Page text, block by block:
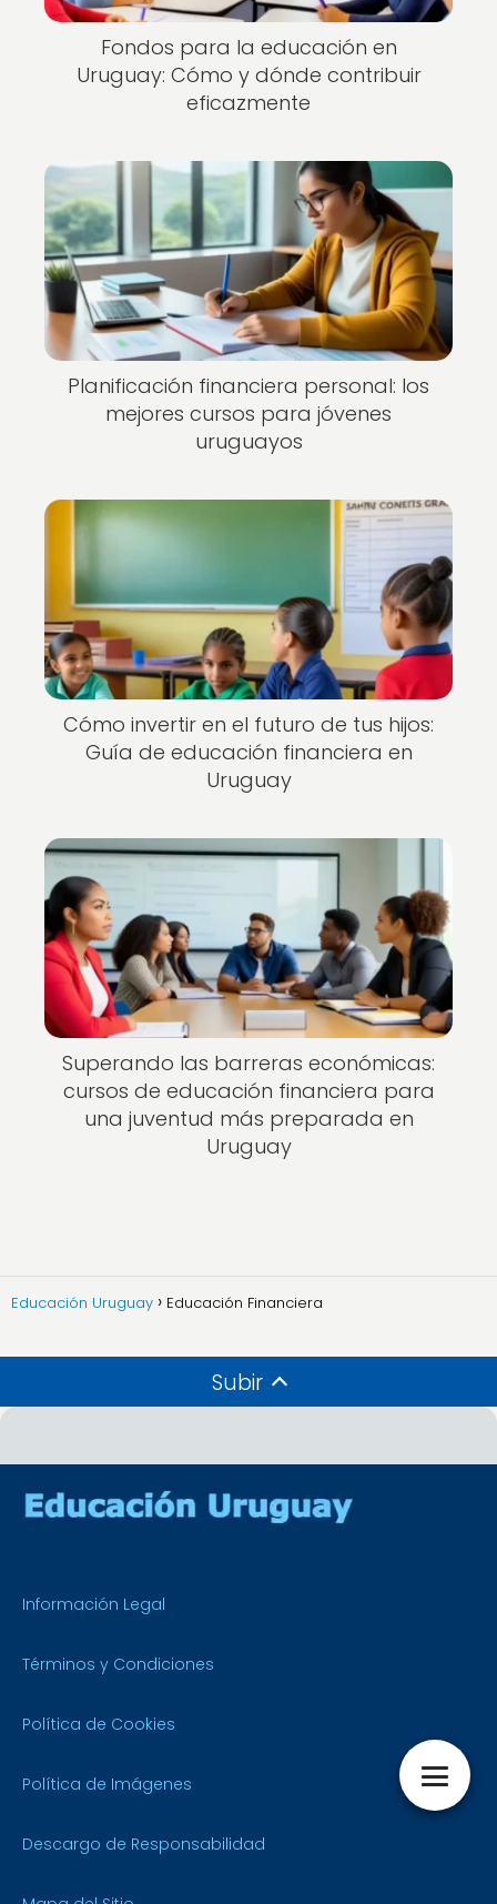
Fondos para la educación en
Uruguay: Cómo y dónde contribuir
eficazmente
Planificación financiera personal: los
mejores cursos para jóvenes
uruguayos
Cómo invertir en el futuro de tus hijos:
Guía de educación financiera en
Uruguay
Superando las barreras económicas:
cursos de educación financiera para
una juventud más preparada en
Uruguay
Educación Uruguay Educación Financiera
Subir
Información Legal
Términos y Condiciones
Política de Cookies
Política de Imágenes
Descargo de Responsabilidad